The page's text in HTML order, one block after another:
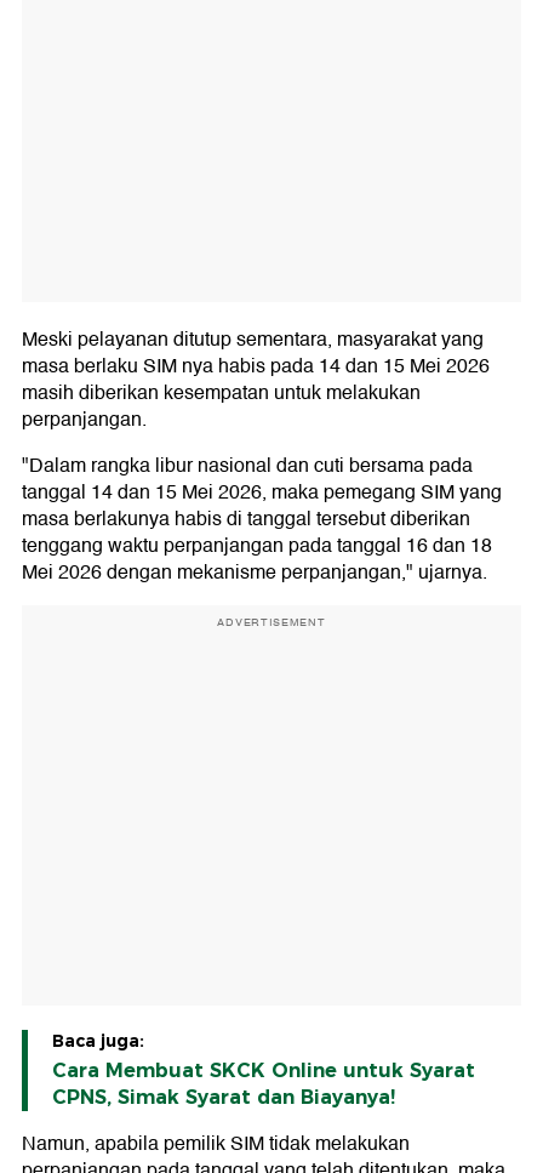
Meski pelayanan ditutup sementara, masyarakat yang
masa berlaku SIM nya habis pada 14 dan 15 Mei 2026
masih diberikan kesempatan untuk melakukan
perpanjangan.
"Dalam rangka libur nasional dan cuti bersama pada
tanggal 14 dan 15 Mei 2026, maka pemegang SIM yang
masa berlakunya habis di tanggal tersebut diberikan
tenggang waktu perpanjangan pada tanggal 16 dan 18
Mei 2026 dengan mekanisme perpanjangan," ujarnya.
ADVERTISEMENT
Baca juga:
Cara Membuat SKCK Online untuk Syarat
CPNS, Simak Syarat dan Biayanya!
Namun, apabila pemilik SIM tidak melakukan